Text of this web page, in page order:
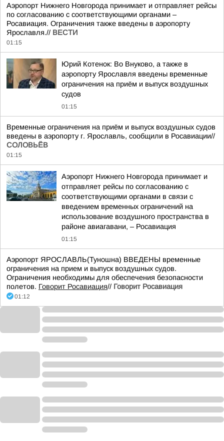
Аэропорт Нижнего Новгорода принимает и отправляет рейсы
по согласованию с соответствующими органами –
Росавиация. Ограничения также введены в аэропорту
Ярославля.// ВЕСТИ
01:15
Юрий Котенок: Во Внуково, а также в
аэропорту Ярославля введены временные
ограничения на приём и выпуск воздушных
судов
01:15
Временные ограничения на приём и выпуск воздушных судов
введены в аэропорту г. Ярославль, сообщили в Росавиации//
СОЛОВЬЁВ
01:15
Аэропорт Нижнего Новгорода принимает и
отправляет рейсы по согласованию с
соответствующими органами в связи с
введением временных ограничений на
использование воздушного пространства в
районе авиагавани, – Росавиация
01:15
Аэропорт ЯРОСЛАВЛЬ(Туношна) ВВЕДЕНЫ временные
ограничения на прием и выпуск воздушных судов.
Ограничения необходимы для обеспечения безопасности
полетов. Говорит Росавиация// Говорит Росавиация
01:12